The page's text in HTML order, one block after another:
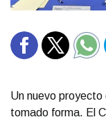
Un nuevo
tomado forma. El